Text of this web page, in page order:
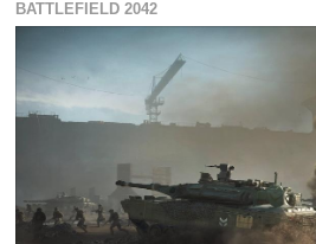
BATTLEFIELD 2042